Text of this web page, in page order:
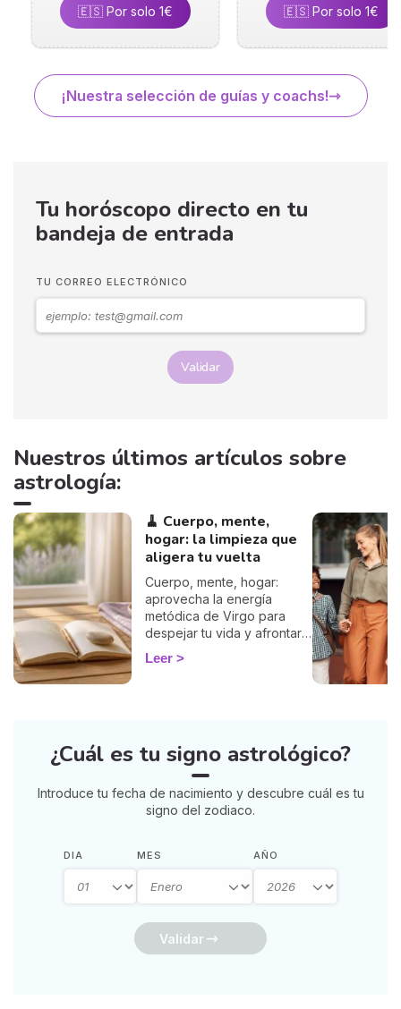
🇪🇸 Por solo 1€ 🇪🇸 Por solo 1€
¡Nuestra selección de guías y coachs!
Tu horóscopo directo en tu
bandeja de entrada
TU CORREO ELECTRÓNICO
Validar
Nuestros últimos artículos sobre
astrología:
🧹 Cuerpo, mente,
hogar: la limpieza que
aligera tu vuelta
Cuerpo, mente, hogar:
aprovecha la energía
metódica de Virgo para
despejar tu vida y afrontar
la vuelta de 2026 con
ligereza. La guía de Marisa.
Leer
¿Cuál es tu signo astrológico?
Introduce tu fecha de nacimiento y descubre cuál es tu
signo del zodiaco.
DIA MES AÑO
Validar